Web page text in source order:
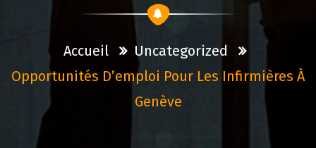
Accueil
Uncategorized
Opportunités D’emploi Pour Les Infirmières À
Genève